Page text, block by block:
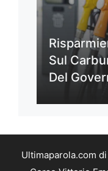
Sul
Del
Ultimaparola.com